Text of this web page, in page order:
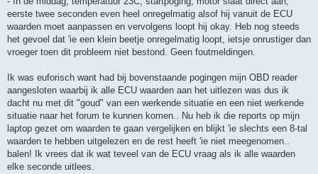
eerste twee seconden even heel onregelmatig alsof hij vanuit de ECU
waarden moet aanpassen en vervolgens loopt hij okay. Heb nog steeds
het gevoel dat 'ie een klein beetje onregelmatig loopt, ietsje onrustiger dan
vroeger toen dit probleem niet bestond. Geen foutmeldingen.
Ik was euforisch want had bij bovenstaande pogingen mijn OBD reader
aangesloten waarbij ik alle ECU waarden aan het uitlezen was dus ik
dacht nu met dit "goud" van een werkende situatie en een niet werkende
situatie naar het forum te kunnen komen.. Nu heb ik die reports op mijn
laptop gezet om waarden te gaan vergelijken en blijkt 'ie slechts een 8-tal
waarden te hebben uitgelezen en de rest heeft 'ie niet meegenomen..
balen! Ik vrees dat ik wat teveel van de ECU vraag als ik alle waarden
elke seconde uitlees.